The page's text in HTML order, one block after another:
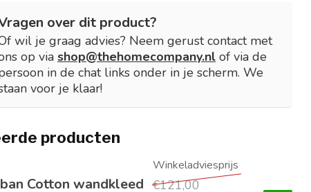
over dit product?
wil je graag advies? Neem gerust contact met
op via shop@thehomecompany.nl of via de
in de chat links onder in je scherm. We
voor je klaar!
producten
Cotton wandkleed €121,00